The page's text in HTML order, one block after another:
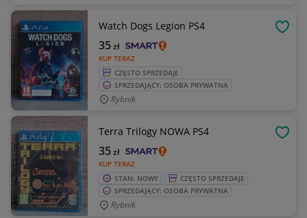
Watch Dogs Legion PS4
KUP TERAZ
35zł
CZĘSTO SPRZEDAJE
SPRZEDAJĄCY: OSOBA PRYWATNA
Rybnik
Terra Trilogy NOWA PS4
KUP TERAZ
35zł
STAN: NOWY
CZĘSTO SPRZEDAJE
SPRZEDAJĄCY: OSOBA PRYWATNA
Rybnik